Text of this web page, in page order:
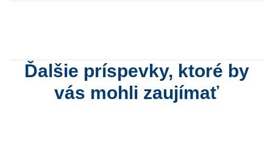
Ďalšie príspevky, ktoré by
vás mohli zaujímať